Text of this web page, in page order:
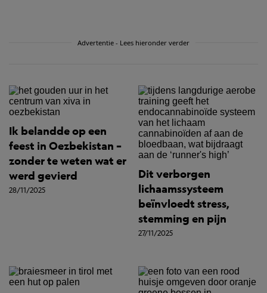
Advertentie - Lees hieronder verder
Ik belandde op een
feest in Oezbekistan –
zonder te weten wat er
werd gevierd
28/11/2025
Dit verborgen
lichaamssysteem
beïnvloedt stress,
stemming en pijn
27/11/2025